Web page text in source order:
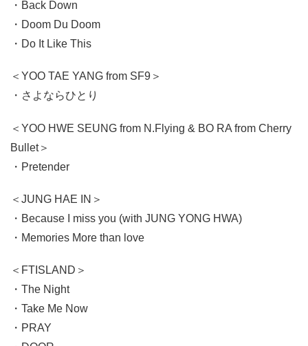
・Back Down
・Doom Du Doom
・Do It Like This
＜YOO TAE YANG from SF9＞
・さよならひとり
＜YOO HWE SEUNG from N.Flying & BO RA from Cherry
Bullet＞
・Pretender
＜JUNG HAE IN＞
・Because I miss you (with JUNG YONG HWA)
・Memories More than love
＜FTISLAND＞
・The Night
・Take Me Now
・PRAY